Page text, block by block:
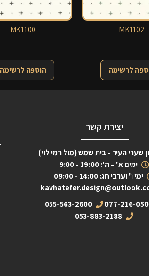
MK1102
לרשימה
MK1100
הוספה לרשימה
יצירת קשר
שערי העיר - בית שמש (מול רמי לוי)
ימים א' – ה': 19:00 - 9:00
ימי ו' וערבי חג: 14:00 - 09:00
077-216-
055-563-2600
053-883-2188